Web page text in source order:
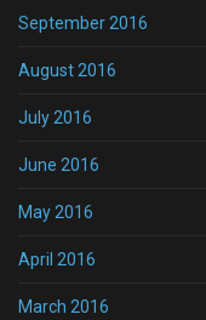
September 2016
August 2016
July 2016
June 2016
May 2016
April 2016
March 2016